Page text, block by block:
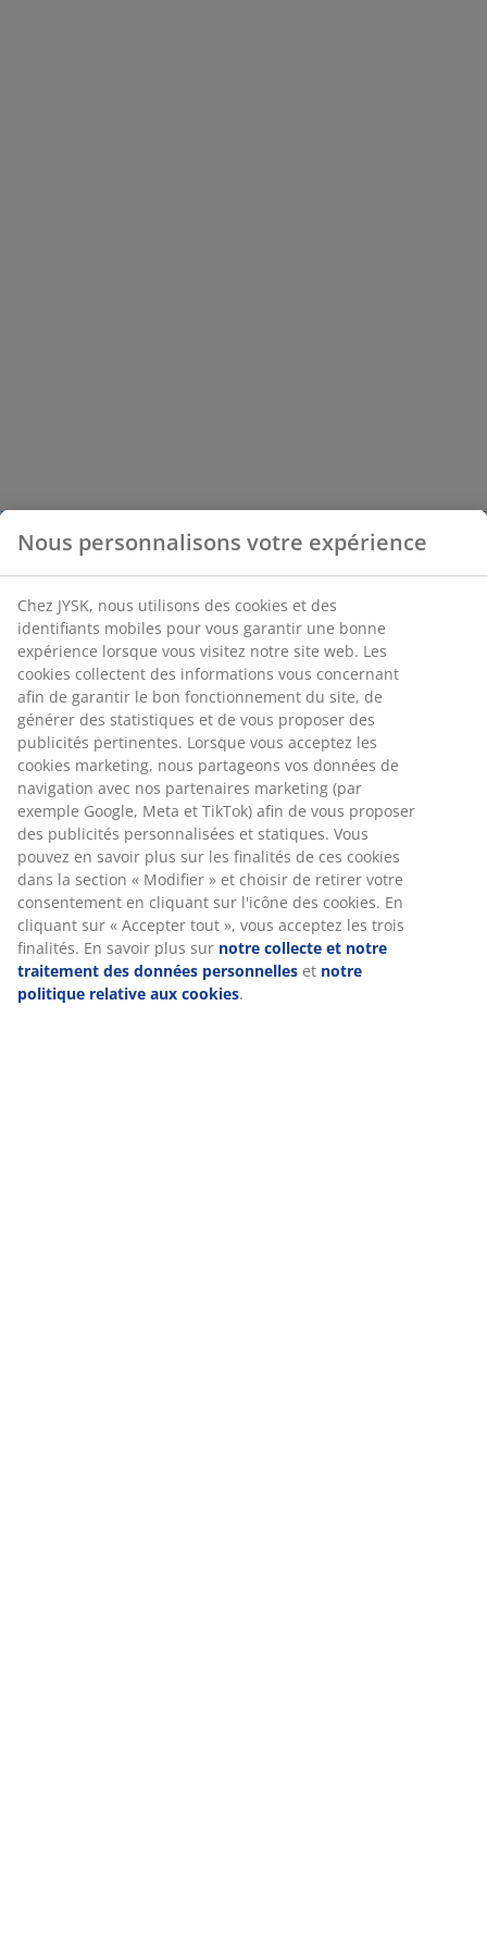
Nous personnalisons votre expérience
Chez JYSK, nous utilisons des cookies et des
identifiants mobiles pour vous garantir une bonne
expérience lorsque vous visitez notre site web. Les
cookies collectent des informations vous concernant
afin de garantir le bon fonctionnement du site, de
générer des statistiques et de vous proposer des
publicités pertinentes. Lorsque vous acceptez les
cookies marketing, nous partageons vos données de
navigation avec nos partenaires marketing (par
exemple Google, Meta et TikTok) afin de vous proposer
des publicités personnalisées et statiques. Vous
pouvez en savoir plus sur les finalités de ces cookies
dans la section « Modifier » et choisir de retirer votre
consentement en cliquant sur l'icône des cookies. En
cliquant sur « Accepter tout », vous acceptez les trois
finalités. En savoir plus sur notre collecte et notre
traitement des données personnelles et notre
politique relative aux cookies.